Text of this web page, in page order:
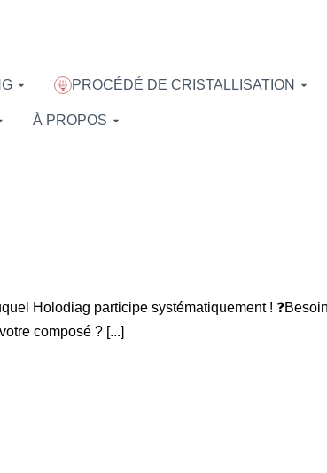
PROCÉDÉ DE CRISTALLISATION
À PROPOS
Holodiag participe systématiquement !
composé ? [...]